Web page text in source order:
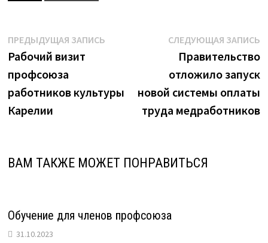
Навигация
по
записям
ПРЕДЫДУЩАЯ ЗАПИСЬ
Рабочий визит
профсоюза
работников культуры
Карелии
СЛЕДУЮЩАЯ ЗАПИСЬ
Правительство
отложило запуск
новой системы оплаты
труда медработников
ВАМ ТАКЖЕ МОЖЕТ ПОНРАВИТЬСЯ
Обучение для членов профсоюза
31.10.2023